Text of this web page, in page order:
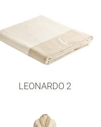
LEONARDO 2